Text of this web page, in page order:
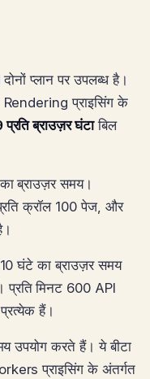
प्लान पर उपलब्ध है।
प्राइसिंग के
ब्राउज़र घंटाबिल
ब्राउज़र समय।
क्रॉल 100 पेज, और
घंटे का ब्राउज़र समय
प्रति मिनट 600 API
हैं।
उपयोग करते हैं। ये बीटा
प्राइसिंग के अंतर्गत